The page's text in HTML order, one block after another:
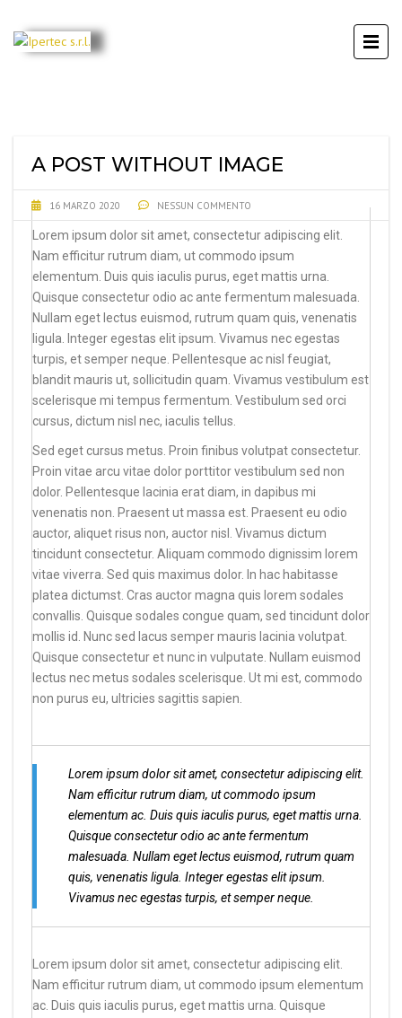
A POST WITHOUT IMAGE
16 MARZO 2020 NESSUN COMMENTO
Lorem ipsum dolor sit amet, consectetur adipiscing elit.
Nam efficitur rutrum diam, ut commodo ipsum
elementum. Duis quis iaculis purus, eget mattis urna.
Quisque consectetur odio ac ante fermentum malesuada.
Nullam eget lectus euismod, rutrum quam quis, venenatis
ligula. Integer egestas elit ipsum. Vivamus nec egestas
turpis, et semper neque. Pellentesque ac nisl feugiat,
blandit mauris ut, sollicitudin quam. Vivamus vestibulum est
scelerisque mi tempus fermentum. Vestibulum sed orci
cursus, dictum nisl nec, iaculis tellus.
Sed eget cursus metus. Proin finibus volutpat consectetur.
Proin vitae arcu vitae dolor porttitor vestibulum sed non
dolor. Pellentesque lacinia erat diam, in dapibus mi
venenatis non. Praesent ut massa est. Praesent eu odio
auctor, aliquet risus non, auctor nisl. Vivamus dictum
tincidunt consectetur. Aliquam commodo dignissim lorem
vitae viverra. Sed quis maximus dolor. In hac habitasse
platea dictumst. Cras auctor magna quis lorem sodales
convallis. Quisque sodales congue quam, sed tincidunt dolor
mollis id. Nunc sed lacus semper mauris lacinia volutpat.
Quisque consectetur et nunc in vulputate. Nullam euismod
lectus nec metus sodales scelerisque. Ut mi est, commodo
non purus eu, ultricies sagittis sapien.
Lorem ipsum dolor sit amet, consectetur adipiscing elit.
Nam efficitur rutrum diam, ut commodo ipsum
elementum ac. Duis quis iaculis purus, eget mattis urna.
Quisque consectetur odio ac ante fermentum
malesuada. Nullam eget lectus euismod, rutrum quam
quis, venenatis ligula. Integer egestas elit ipsum.
Vivamus nec egestas turpis, et semper neque.
Lorem ipsum dolor sit amet, consectetur adipiscing elit.
Nam efficitur rutrum diam, ut commodo ipsum elementum
ac. Duis quis iaculis purus, eget mattis urna. Quisque